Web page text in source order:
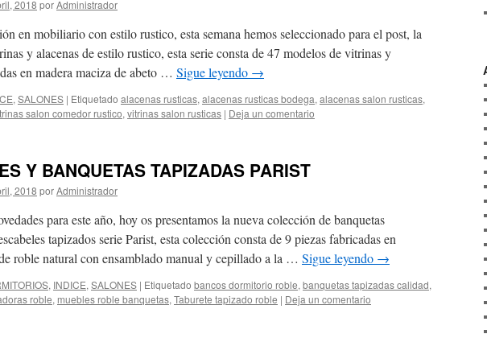
2018 porAdministrador
en mobiliario con estilo rustico, esta semana hemos seleccionado para el post, la
y alacenas de estilo rustico, esta serie consta de 47 modelos de vitrinas y
en madera maciza de abeto … Sigue leyendo →
, SALONES | Etiquetado alacenas rusticas, alacenas rusticas bodega, alacenas salon rusticas,
salon comedor rustico, vitrinas salon rusticas | Deja un comentario
Y BANQUETAS TAPIZADAS PARIST
2018 porAdministrador
para este año, hoy os presentamos la nueva colección de banquetas
tapizados serie Parist, esta colección consta de 9 piezas fabricadas en
roble natural con ensamblado manual y cepillado a la … Sigue leyendo →
, INDICE, SALONES | Etiquetado bancos dormitorio roble, banquetas tapizadas calidad,
roble, muebles roble banquetas, Taburete tapizado roble | Deja un comentario